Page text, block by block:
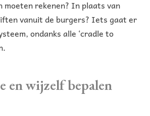
moeten rekenen? In plaats van
vanuit de burgers? Iets gaat er
ondanks alle ‘cradle to
en wijzelf bepalen